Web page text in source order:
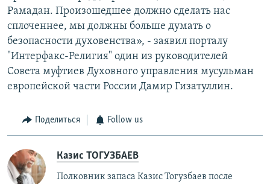
Рамадан. Произошедшее должно сделать нас
сплоченнее, мы должны больше думать о
безопасности духовенства», - заявил порталу
"Интерфакс-Религия" один из руководителей
Совета муфтиев Духовного управления мусульман
европейской части России Дамир Гизатуллин.
Поделиться Follow us
Казис ТОГУЗБАЕВ
Полковник запаса Казис Тогузбаев после